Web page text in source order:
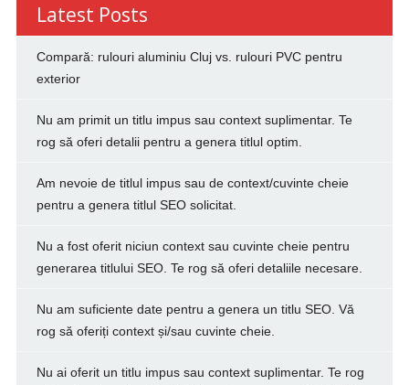
Latest Posts
Compară: rulouri aluminiu Cluj vs. rulouri PVC pentru
exterior
Nu am primit un titlu impus sau context suplimentar. Te
rog să oferi detalii pentru a genera titlul optim.
Am nevoie de titlul impus sau de context/cuvinte cheie
pentru a genera titlul SEO solicitat.
Nu a fost oferit niciun context sau cuvinte cheie pentru
generarea titlului SEO. Te rog să oferi detaliile necesare.
Nu am suficiente date pentru a genera un titlu SEO. Vă
rog să oferiți context și/sau cuvinte cheie.
Nu ai oferit un titlu impus sau context suplimentar. Te rog